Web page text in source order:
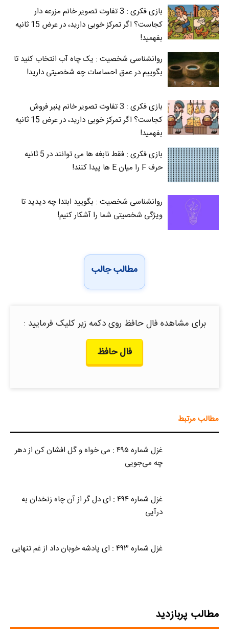
بازی فکری : 3 تفاوت تصویر خانم مزرعه دار
کجاست؟ اگر تمرکز خوبی دارید، در عرض 15 ثانیه
بفهمید!
روانشناسی شخصیت : یک چاه آب انتخاب کنید تا
بگوییم در عمق احساسات چه شخصیتی دارید!
بازی فکری : 3 تفاوت تصویر خانم پنیر فروش
کجاست؟ اگر تمرکز خوبی دارید، در عرض 15 ثانیه
بفهمید!
بازی فکری : فقط نابغه ها می توانند در 5 ثانیه
حرف F را میان E‌ ها پیدا کنند!
روانشناسی شخصیت : بگویید ابتدا چه دیدید تا
ویژگی شخصیتی شما را آشکار کنیم!
مطالب جالب
برای مشاهده فال حافظ روی دکمه زیر کلیک فرمایید :
فال حافظ
مطالب مرتبط
غزل شماره ۴۹۵ : می خواه و گل افشان کن از دهر
چه می‌جویی
غزل شماره ۴۹۴ : ای دل گر از آن چاه زنخدان به
درآیی
غزل شماره ۴۹۳ : ای پادشه خوبان داد از غم تنهایی
مطالب پربازدید